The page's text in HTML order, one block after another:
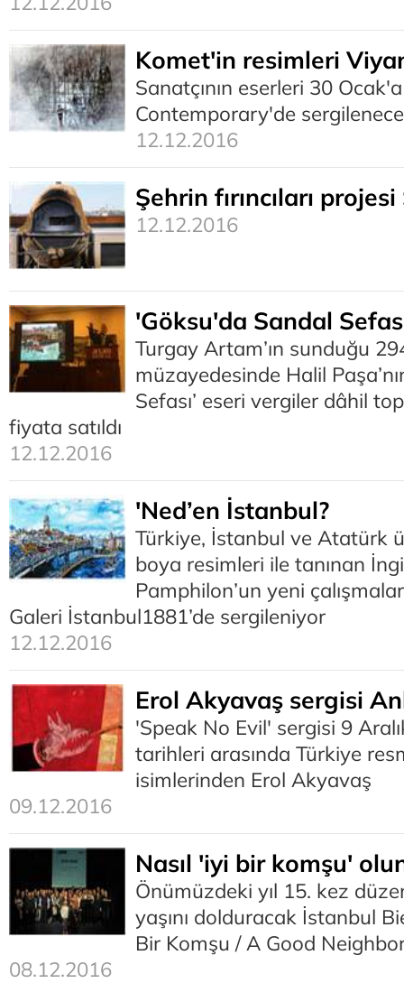
Komet'in resimleri
Sanatçının eserleri 30
Contemporary'de
12.12.2016
Şehrin fırıncıları
12.12.2016
'Göksu'da Sandal
Turgay Artam’ın sunduğu
müzayedesinde Halil
Sefası’ eseri vergiler dâhil
fiyata satıldı
12.12.2016
'Ned’en İstanbul?
Türkiye, İstanbul ve Atatürk
boya resimleri ile tanınan
Pamphilon’un yeni
Galeri İstanbul1881’de sergileniyor
12.12.2016
Erol Akyavaş sergisi
'Speak No Evil' sergisi 9
tarihleri arasında Türkiye
isimlerinden Erol Akyavaş
09.12.2016
Nasıl 'iyi bir komşu'
Önümüzdeki yıl 15. kez
yaşını dolduracak İstanbul
Bir Komşu / A Good
08.12.2016